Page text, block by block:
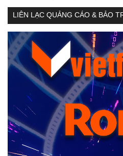
LIÊN LẠC QUẢNG CÁO & BẢO